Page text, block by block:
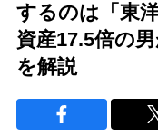
するのは「東
資産17.5倍の
を解説